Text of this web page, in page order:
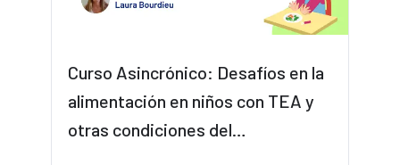
Curso Asincrónico: Desafíos en la
alimentación en niños con TEA y
otras condiciones del